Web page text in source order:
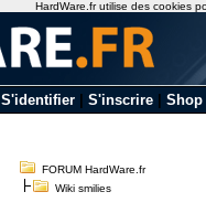
S'identifier| S'inscrire| Shop
FORUM HardWare.fr
Wiki smilies
HardWare.fr utilise des cookies